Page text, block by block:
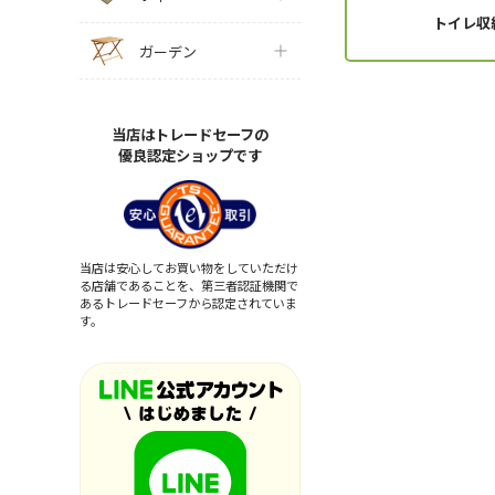
ガーデン
当店はトレードセーフの
優良認定ショップです
当店は安心してお買い物をしていただけ
る店舗であることを、第三者認証機関で
あるトレードセーフから認定されていま
す。
トイレ収